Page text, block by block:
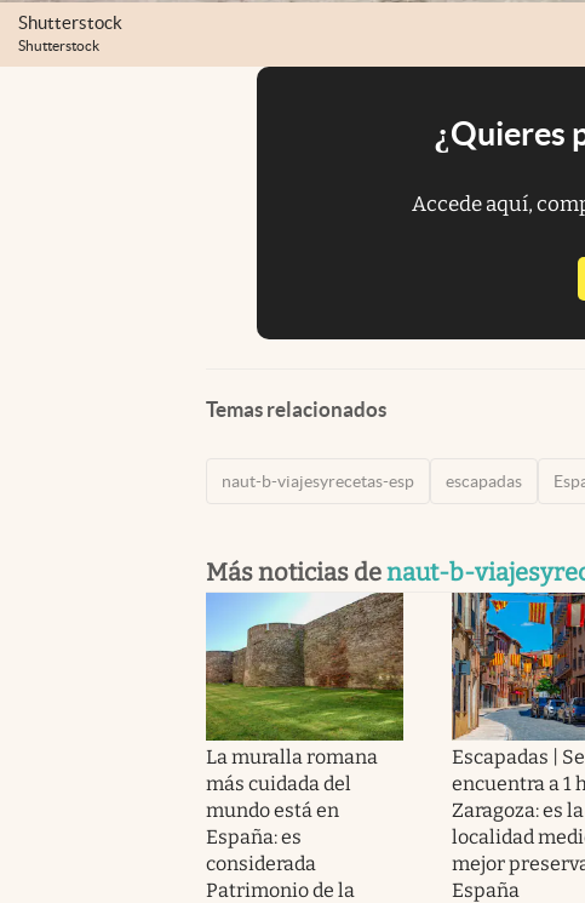
Shutterstock
Shutterstock
¿Quieres
Accede aquí,
Temas relacionados
naut-b-viajesyrecetas-esp escapadas
Más noticias denaut-b-
La muralla romana
más cuidada del
mundo está en
España: es
considerada
Patrimonio de la
Escapadas | Se
encuentra a 1
Zaragoza: es la
localidad
mejor
España